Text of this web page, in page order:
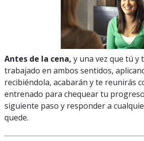
Antes de la cena, y una vez que tú y
trabajado en ambos sentidos,
recibiéndola, acabarán y te reunirás
entrenado para chequear tu
siguiente paso y responder a
quede.